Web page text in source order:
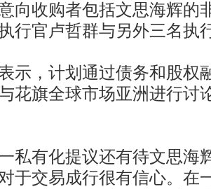
向收购者包括文思海辉的
行官卢哲群与另外三名执
，计划通过债务和股权
花旗全球市场亚洲进行讨
有化提议还有待文思海
于交易成行很有信心。在